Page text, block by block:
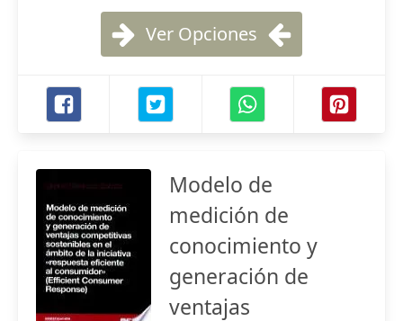
Ver Opciones
Modelo de
medición de
conocimiento y
generación de
ventajas